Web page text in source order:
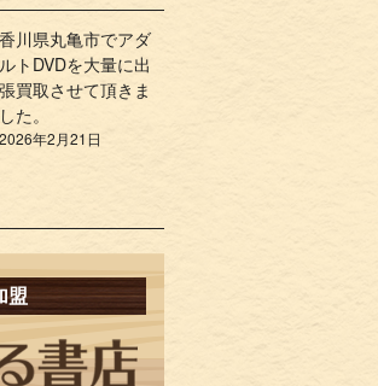
香川県丸亀市でアダ
ルトDVDを大量に出
張買取させて頂きま
した。
2026年2月21日
盟